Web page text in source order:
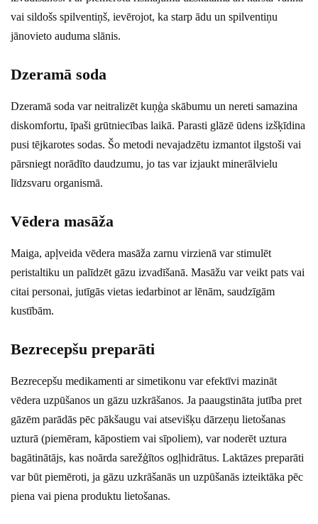
vai sildošs spilventiņš, ievērojot, ka starp ādu un spilventiņu
jānovieto auduma slānis.
Dzeramā soda
Dzeramā soda var neitralizēt kuņģa skābumu un nereti samazina
diskomfortu, īpaši grūtniecības laikā. Parasti glāzē ūdens izšķīdina
pusi tējkarotes sodas. Šo metodi nevajadzētu izmantot ilgstoši vai
pārsniegt norādīto daudzumu, jo tas var izjaukt minerālvielu
līdzsvaru organismā.
Vēdera masāža
Maiga, apļveida vēdera masāža zarnu virzienā var stimulēt
peristaltiku un palīdzēt gāzu izvadīšanā. Masāžu var veikt pats vai
citai personai, jutīgās vietas iedarbinot ar lēnām, saudzīgām
kustībām.
Bezrecepšu preparāti
Bezrecepšu medikamenti ar simetikonu var efektīvi mazināt
vēdera uzpūšanos un gāzu uzkrāšanos. Ja paaugstināta jutība pret
gāzēm parādās pēc pākšaugu vai atsevišķu dārzeņu lietošanas
uzturā (piemēram, kāpostiem vai sīpoliem), var noderēt uztura
bagātinātājs, kas noārda sarežģītos ogļhidrātus. Laktāzes preparāti
var būt piemēroti, ja gāzu uzkrāšanās un uzpūšanās izteiktāka pēc
piena vai piena produktu lietošanas.